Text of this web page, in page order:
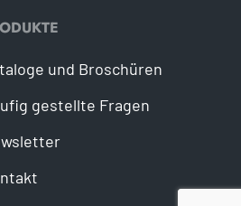
und Broschüren
gestellte Fragen